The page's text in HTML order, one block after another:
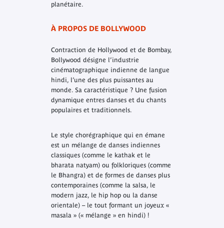
planétaire.
À PROPOS DE BOLLYWOOD
Contraction de Hollywood et de Bombay,
Bollywood désigne l’industrie
cinématographique indienne de langue
hindi, l’une des plus puissantes au
monde. Sa caractéristique ? Une fusion
dynamique entres danses et du chants
populaires et traditionnels.
Le style chorégraphique qui en émane
est un mélange de danses indiennes
classiques (comme le kathak et le
bharata natyam) ou folkloriques (comme
le Bhangra) et de formes de danses plus
contemporaines (comme la salsa, le
modern jazz, le hip hop ou la danse
orientale) – le tout formant un joyeux «
masala » (« mélange » en hindi) !